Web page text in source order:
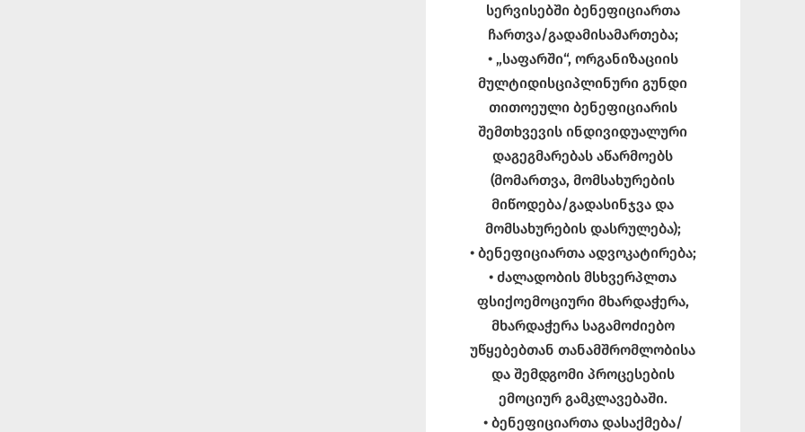
სერვისებში ბენეფიციართა
ჩართვა/გადამისამართება;
• „საფარში“, ორგანიზაციის
მულტიდისციპლინური გუნდი
თითოეული ბენეფიციარის
შემთხვევის ინდივიდუალური
დაგეგმარებას აწარმოებს
(მომართვა, მომსახურების
მიწოდება/გადასინჯვა და
მომსახურების დასრულება);
• ბენეფიციართა ადვოკატირება;
• ძალადობის მსხვერპლთა
ფსიქოემოციური მხარდაჭერა,
მხარდაჭერა საგამოძიებო
უწყებებთან თანამშრომლობისა
და შემდგომი პროცესების
ემოციურ გამკლავებაში.
• ბენეფიციართა დასაქმება/